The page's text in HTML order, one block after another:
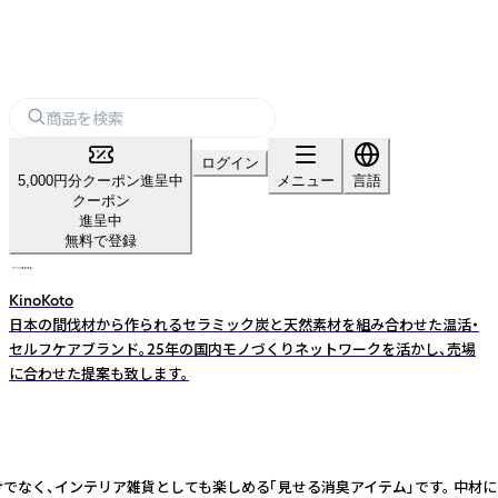
5,000円分クーポン進呈中
クーポン
進呈中
無料で登録
ログイン
メニュー
言語
KinoKoto
日本の間伐材から作られるセラミック炭と天然素材を組み合わせた温活・
セルフケアブランド。25年の国内モノづくりネットワークを活かし、売場
に合わせた提案も致します。
、インテリア雑貨としても楽しめる「見せる消臭アイテム」で